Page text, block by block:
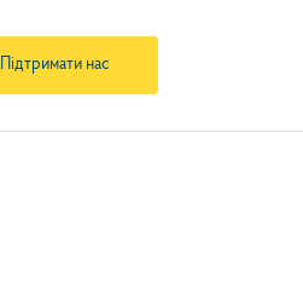
Підтримати нас